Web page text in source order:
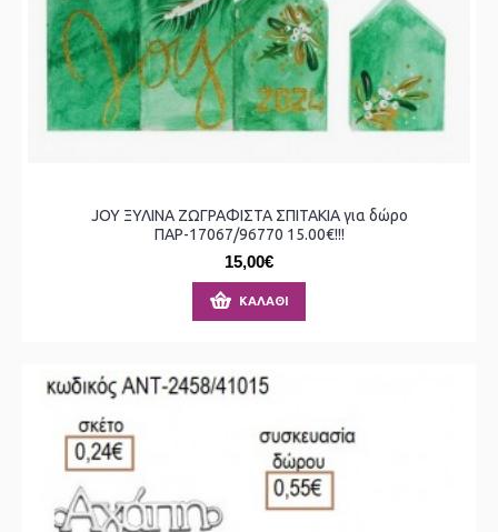
JOY ΞΥΛΙΝΑ ΖΩΓΡΑΦΙΣΤΑ ΣΠΙΤΑΚΙΑ για δώρο
ΠΑΡ-17067/96770 15.00€!!!
15,00€
ΚΑΛΆΘΙ